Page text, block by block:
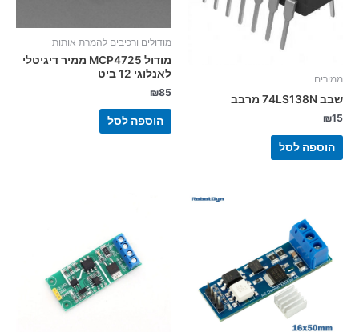
ממירים
שבב 74LS138N מרבב
₪15
הוספה לסל
מודולים ורכיבים להמרת אותות
מודול MCP4725 ממיר דיגיטלי
לאנלוגי 12 ביט
₪85
הוספה לסל